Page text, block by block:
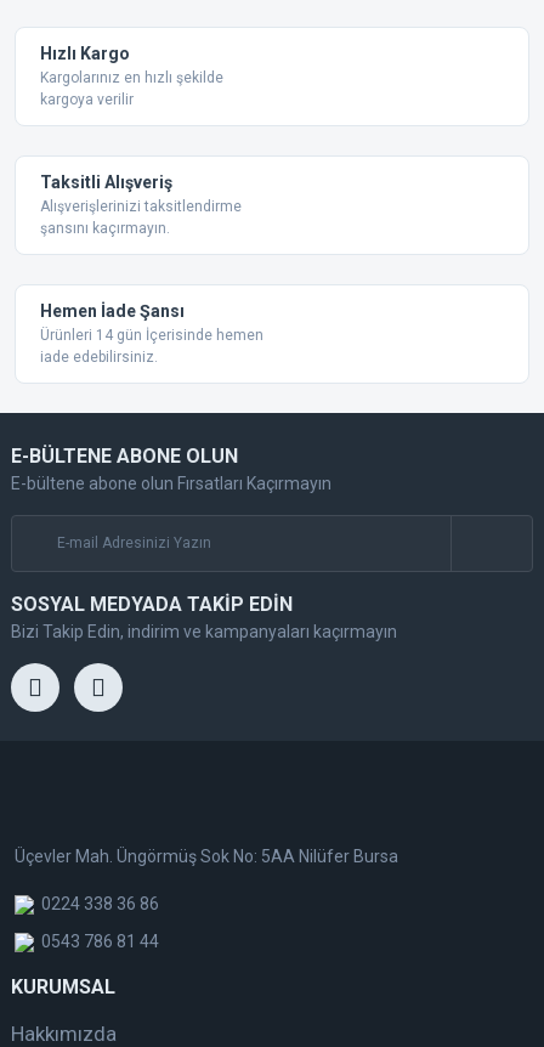
Bu ürüne benzer farklı alternatifler olmalı.
Hızlı Kargo
Kargolarınız en hızlı şekilde
kargoya verilir
Taksitli Alışveriş
Alışverişlerinizi taksitlendirme
şansını kaçırmayın.
Hemen İade Şansı
Ürünleri 14 gün İçerisinde hemen
iade edebilirsiniz.
E-BÜLTENE ABONE OLUN
E-bültene abone olun Fırsatları Kaçırmayın
SOSYAL MEDYADA TAKİP EDİN
Bizi Takip Edin, indirim ve kampanyaları kaçırmayın
Üçevler Mah. Üngörmüş Sok No: 5AA Nilüfer Bursa
0224 338 36 86
0543 786 81 44
KURUMSAL
Hakkımızda